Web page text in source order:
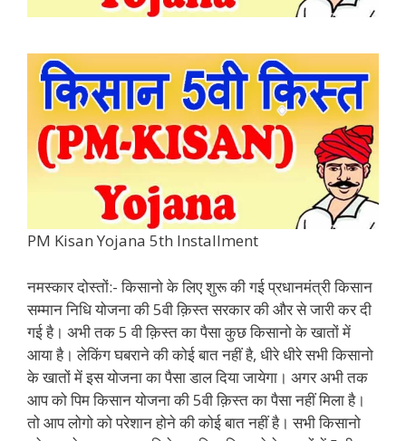
PM Kisan Yojana 5th Installment
नमस्कार दोस्तों:- किसानो के लिए शुरू की गई प्रधानमंत्री किसान
सम्मान निधि योजना की 5वी क़िस्त सरकार की और से जारी कर दी
गई है। अभी तक 5 वी क़िस्त का पैसा कुछ किसानो के खातों में
आया है। लेकिंग घबराने की कोई बात नहीं है, धीरे धीरे सभी किसानो
के खातों में इस योजना का पैसा डाल दिया जायेगा। अगर अभी तक
आप को पिम किसान योजना की 5वी क़िस्त का पैसा नहीं मिला है।
तो आप लोगो को परेशान होने की कोई बात नहीं है। सभी किसानो